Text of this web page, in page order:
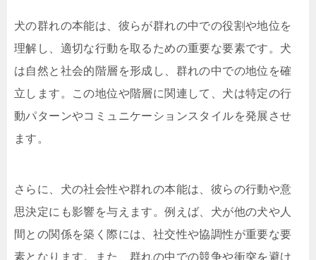
犬の群れの本能は、彼らが群れの中での役割や地位を
理解し、適切な行動を取るための重要な要素です。犬
は自然と社会的階層を形成し、群れの中での地位を確
立します。この地位や階層に関連して、犬は特定の行
動パターンやコミュニケーションスタイルを発展させ
ます。
さらに、犬の社会性や群れの本能は、彼らの行動や意
思決定にも影響を与えます。例えば、犬が他の犬や人
間との関係を築く際には、社交性や協調性が重要な要
素となります。また、群れの中での競争や衝突を避け